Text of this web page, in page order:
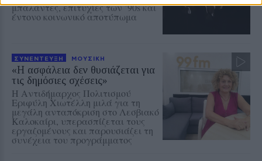
μπαλάντες, επιτυχίες των ’90s και
έντονο κοινωνικό αποτύπωμα
ΣΥΝΕΝΤΕΥΞΗ ΜΟΥΣΙΚΗ
«Η ασφάλεια δεν θυσιάζεται για
τις δημόσιες σχέσεις»
Η Αντιδήμαρχος Πολιτισμού
Εριφύλη Χιωτέλλη μιλά για τη
μεγάλη ανταπόκριση στο Λεσβιακό
Καλοκαίρι, υπερασπίζεται τους
εργαζομένους και παρουσιάζει τη
συνέχεια του προγράμματος